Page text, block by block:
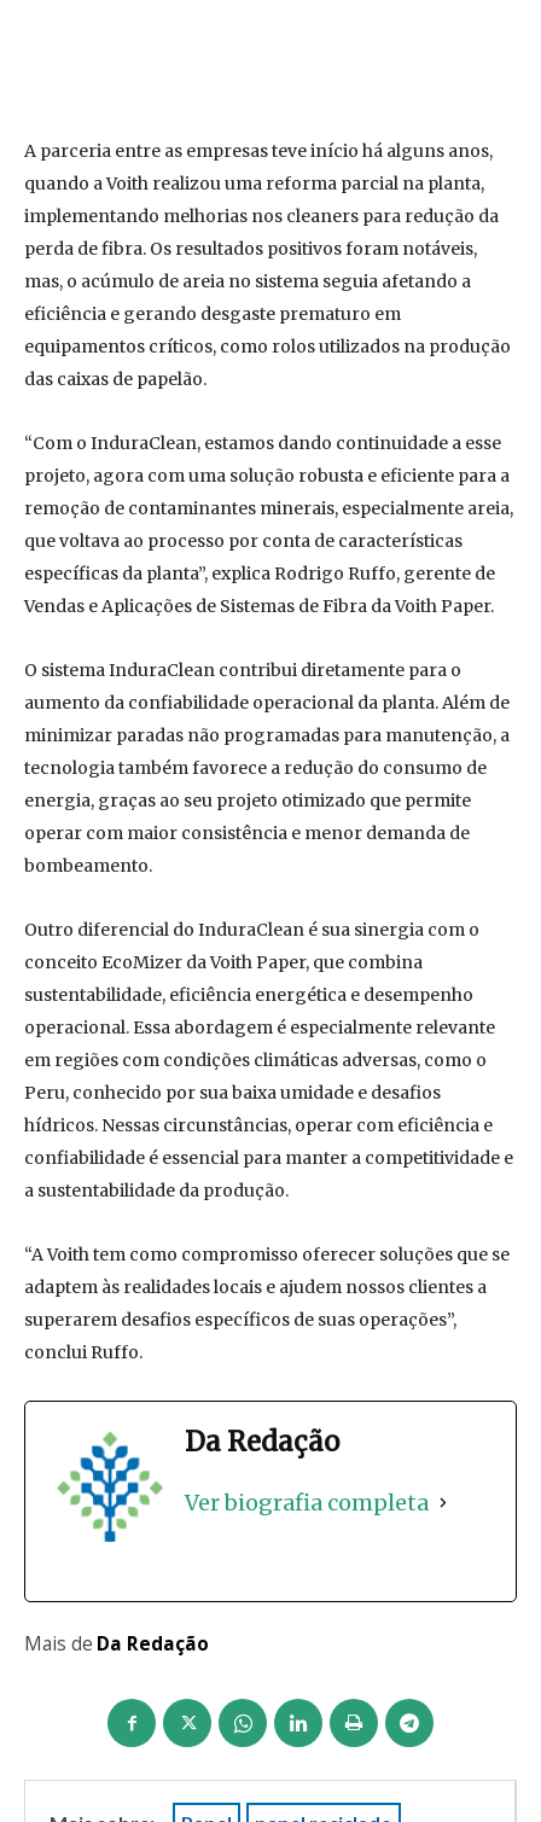
A parceria entre as empresas teve início há alguns anos,
quando a Voith realizou uma reforma parcial na planta,
implementando melhorias nos cleaners para redução da
perda de fibra. Os resultados positivos foram notáveis,
mas, o acúmulo de areia no sistema seguia afetando a
eficiência e gerando desgaste prematuro em
equipamentos críticos, como rolos utilizados na produção
das caixas de papelão.
“Com o InduraClean, estamos dando continuidade a esse
projeto, agora com uma solução robusta e eficiente para a
remoção de contaminantes minerais, especialmente areia,
que voltava ao processo por conta de características
específicas da planta”, explica Rodrigo Ruffo, gerente de
Vendas e Aplicações de Sistemas de Fibra da Voith Paper.
O sistema InduraClean contribui diretamente para o
aumento da confiabilidade operacional da planta. Além de
minimizar paradas não programadas para manutenção, a
tecnologia também favorece a redução do consumo de
energia, graças ao seu projeto otimizado que permite
operar com maior consistência e menor demanda de
bombeamento.
Outro diferencial do InduraClean é sua sinergia com o
conceito EcoMizer da Voith Paper, que combina
sustentabilidade, eficiência energética e desempenho
operacional. Essa abordagem é especialmente relevante
em regiões com condições climáticas adversas, como o
Peru, conhecido por sua baixa umidade e desafios
hídricos. Nessas circunstâncias, operar com eficiência e
confiabilidade é essencial para manter a competitividade e
a sustentabilidade da produção.
“A Voith tem como compromisso oferecer soluções que se
adaptem às realidades locais e ajudem nossos clientes a
superarem desafios específicos de suas operações”,
conclui Ruffo.
Da Redação
Ver biografia completa
Mais de Da Redação